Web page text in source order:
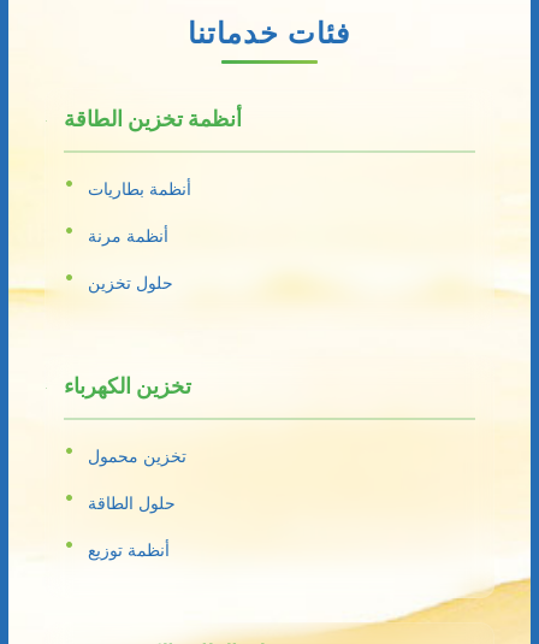
فئات خدماتنا
أنظمة تخزين الطاقة
أنظمة بطاريات
أنظمة مرنة
حلول تخزين
تخزين الكهرباء
تخزين محمول
حلول الطاقة
أنظمة توزيع